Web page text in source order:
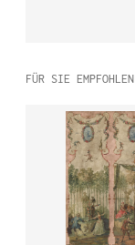
FÜR SIE EMPFOHLEN